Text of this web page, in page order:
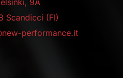
9A
Scandicci (FI)
performance.it